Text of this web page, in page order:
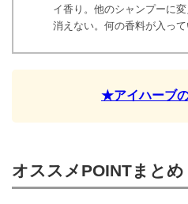
イ香り。他のシャンプーに
消えない。何の香料が入っ
★アイハーブ
オススメPOINTまとめ